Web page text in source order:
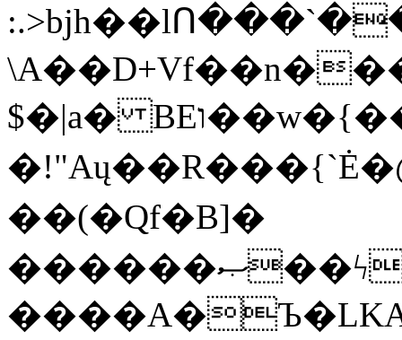
$�|a� BEו��w�{���;���q�X��d%�������W� hU�(�1�Ū}9�S�F<��i�L3�;�
��(�Qf�B]�
������ޞ��ϟak��r��_39$�8�p���7�2�yIZ�R��x��/